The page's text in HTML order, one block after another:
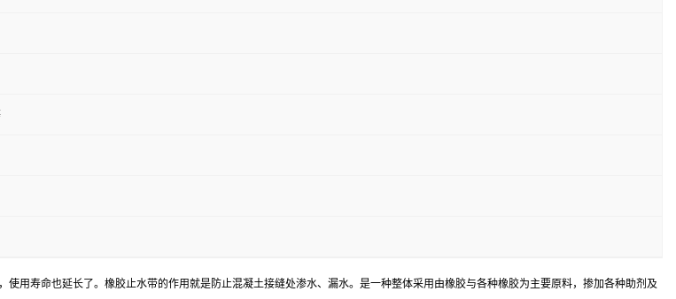
用寿命也延长了。橡胶止水带的作用就是防止混凝土接缝处渗水、漏水。是一种整体采用由橡胶与各种橡胶为主要原料，掺加各种助剂及